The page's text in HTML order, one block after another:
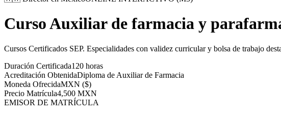
Curso Auxiliar de farmacia y
Cursos Certificados SEP. Especialidades con validez curricular y bolsa de trabajo
Duración Certificada120 horas
Acreditación ObtenidaDiploma de Auxiliar de Farmacia
Moneda OfrecidaMXN ($)
Precio Matrícula4,500 MXN
EMISOR DE MATRÍCULA